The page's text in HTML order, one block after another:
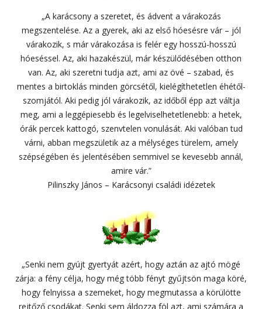
„A karácsony a szeretet, és ádvent a várakozás
megszentelése. Az a gyerek, aki az első hóesésre vár – jól
várakozik, s már várakozása is felér egy hosszú-hosszú
hóeséssel. Az, aki hazakészül, már készülődésében otthon
van. Az, aki szeretni tudja azt, ami az övé – szabad, és
mentes a birtoklás minden görcsétől, kielégíthetetlen éhétől-
szomjától. Aki pedig jól várakozik, az időből épp azt váltja
meg, ami a leggépiesebb és legelviselhetetlenebb: a hetek,
órák percek kattogó, szenvtelen vonulását. Aki valóban tud
várni, abban megszületik az a mélységes türelem, amely
szépségében és jelentésében semmivel se kevesebb annál,
amire vár.”
Pilinszky János – Karácsonyi családi idézetek
„Senki nem gyújt gyertyát azért, hogy aztán az ajtó mögé
zárja: a fény célja, hogy még több fényt gyűjtsön maga köré,
hogy felnyissa a szemeket, hogy megmutassa a körülötte
rejtőző csodákat. Senki sem áldozza föl azt, ami számára a